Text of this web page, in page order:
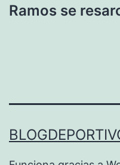
Ramos se